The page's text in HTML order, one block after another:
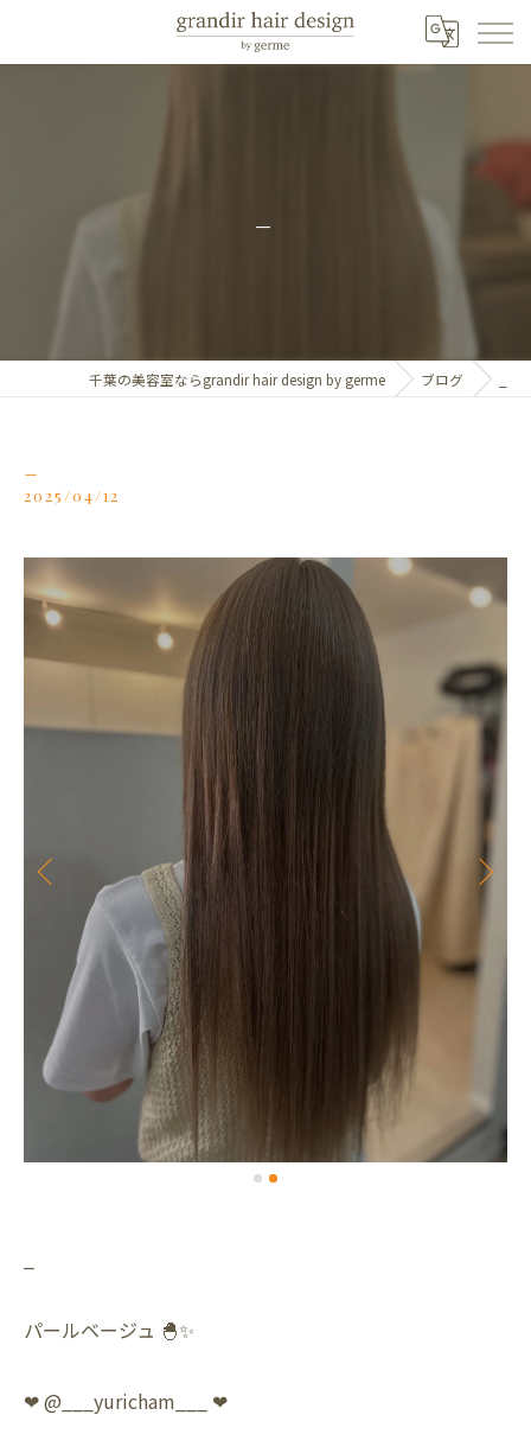
千葉の美容室ならgrandir hair design by germe ブログ
2025/04/12
パールベージュ 🐣✨
❤︎ @___yuricham___ ❤︎